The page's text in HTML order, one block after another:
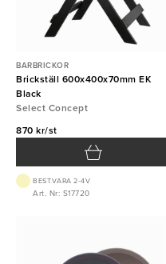
BARBRICKOR
Brickställ 600x400x70mm EK
Black
Select Concept
870 kr/st
BEST.VARA 2-4V
Art. Nr: S17720